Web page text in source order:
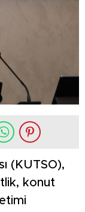
(KUTSO),
konut